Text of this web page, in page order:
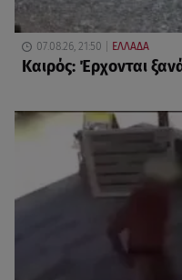
07.08.26, 21:50 ΕΛΛΑΔΑ
Καιρός: Έρχονται